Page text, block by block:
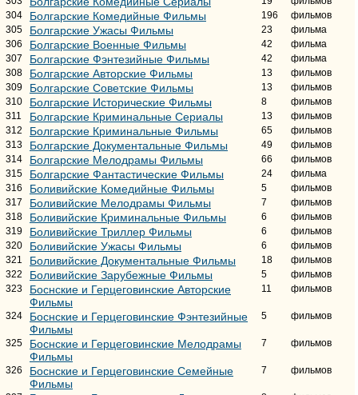
304
Болгарские Комедийные Фильмы 196
фильмов
305
Болгарские Ужасы Фильмы 23
фильма
306
Болгарские Военные Фильмы 42
фильма
307
Болгарские Фэнтезийные Фильмы 42
фильма
308
Болгарские Авторские Фильмы 13
фильмов
309
Болгарские Советские Фильмы 13
фильмов
310
Болгарские Исторические Фильмы 8
фильмов
311
Болгарские Криминальные Сериалы 13
фильмов
312
Болгарские Криминальные Фильмы 65
фильмов
313
Болгарские Документальные Фильмы 49
фильмов
314
Болгарские Мелодрамы Фильмы 66
фильмов
315
Болгарские Фантастические Фильмы 24
фильма
316
Боливийские Комедийные Фильмы 5
фильмов
317
Боливийские Мелодрамы Фильмы 7
фильмов
318
Боливийские Криминальные Фильмы 6
фильмов
319
Боливийские Триллер Фильмы 6
фильмов
320
Боливийские Ужасы Фильмы 6
фильмов
321
Боливийские Документальные Фильмы 18
фильмов
322
Боливийские Зарубежные Фильмы 5
фильмов
323
Боснские и Герцеговинские Авторские
Фильмы
11 фильмов
324
Боснские и Герцеговинские Фэнтезийные
Фильмы
5 фильмов
325
Боснские и Герцеговинские Мелодрамы
Фильмы
7 фильмов
326
Боснские и Герцеговинские Семейные
Фильмы
7 фильмов